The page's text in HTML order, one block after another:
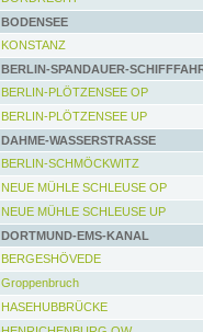
BODENSEE
KONSTANZ
BERLIN-SPANDAUER-
BERLIN-PLÖTZENSEE OP
BERLIN-PLÖTZENSEE UP
DAHME-WASSERSTRASSE
BERLIN-SCHMÖCKWITZ
NEUE MÜHLE SCHLEUSE OP
NEUE MÜHLE SCHLEUSE UP
DORTMUND-EMS-KANAL
BERGESHÖVEDE
Groppenbruch
HASEHUBBRÜCKE